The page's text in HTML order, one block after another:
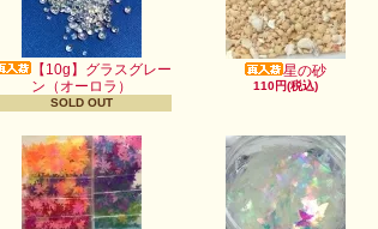
【10g】グラスグレー
ン（オーロラ）
SOLD OUT
星の砂
110円(税込)